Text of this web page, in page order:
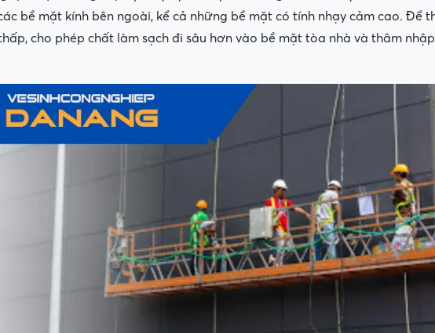
bề mặt kính bên ngoài, kể cả những bề mặt có tính nhạy cảm cao. Để
cho phép chất làm sạch đi sâu hơn vào bề mặt tòa nhà và thâm